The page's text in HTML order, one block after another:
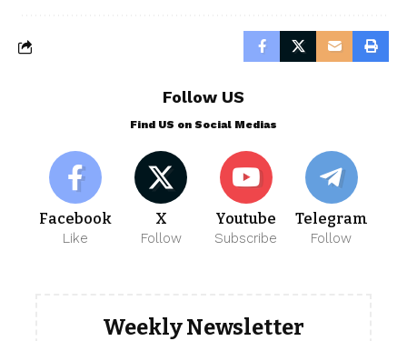
Follow US
Find US on Social Medias
Facebook
Like
X
Follow
Youtube
Subscribe
Telegram
Follow
Weekly Newsletter